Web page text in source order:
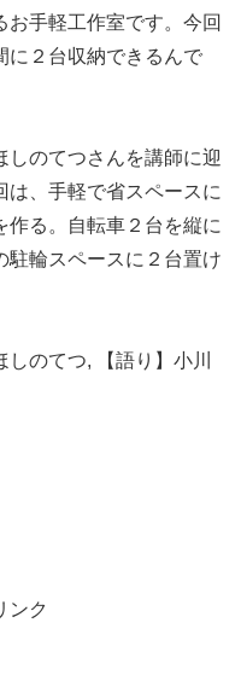
手軽工作室です。今回
に２台収納できるんで
しのてつさんを講師に迎
は、手軽で省スペースに
作る。自転車２台を縦に
駐輪スペースに２台置け
のてつ, 【語り】小川
ンク